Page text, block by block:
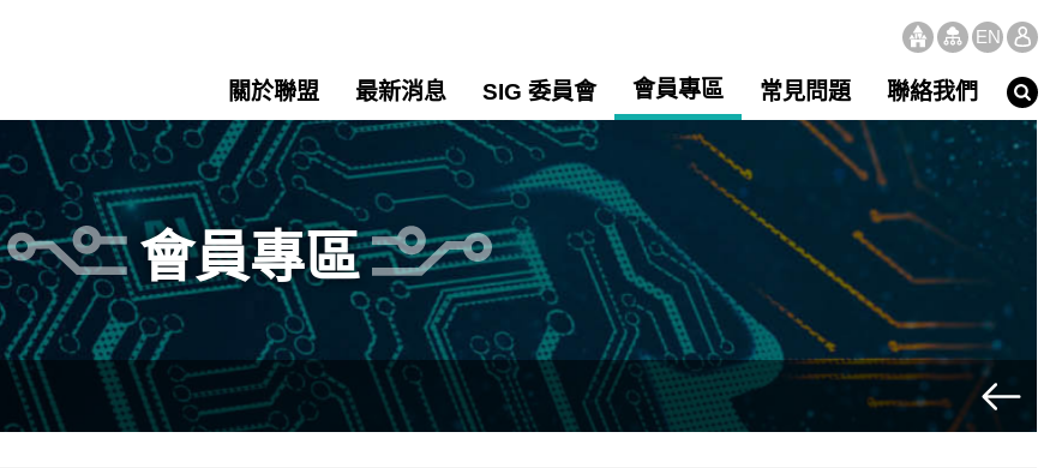
EN
關於聯盟 最新消息 SIG 委員會 會員專區 常見問題 聯絡我們
會員專區